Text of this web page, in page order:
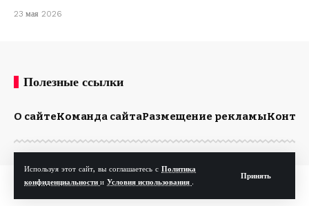
Используя этот сайт, вы соглашаетесь с Политика
конфиденциальности и Условия использования .
Принять
23 мая 2026
Полезные ссылки
О сайтеКоманда сайтаРазмещение рекламы
© Kp.md. Все права защищены.